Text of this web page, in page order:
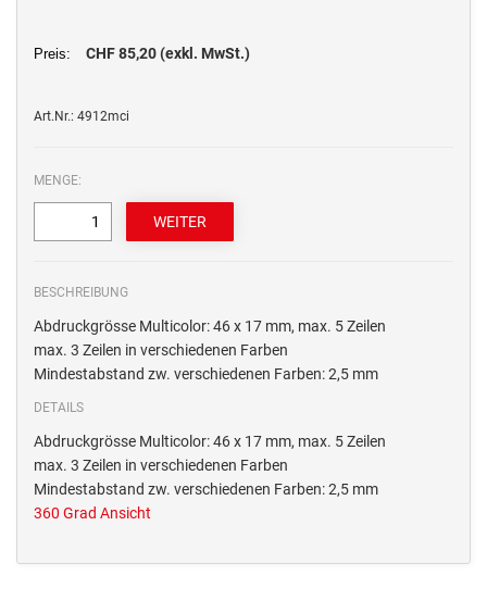
MÄRCHEN
TRODAT EDY® FLEX
TRODAT EDY® ERSATZKISSEN
ELEKTROSTEMPEL &
ERSATZKISSEN UND ZUBEHÖR
Printy Line
Professional Line
STEMPELKISSEN
Zubehör
Preis: CHF 85,20 (exkl. MwSt.)
Art.Nr.: 4912mci
MENGE:
BESCHREIBUNG
Abdruckgrösse Multicolor: 46 x 17 mm, max. 5 Zeilen
max. 3 Zeilen in verschiedenen Farben
Mindestabstand zw. verschiedenen Farben: 2,5 mm
DETAILS
Abdruckgrösse Multicolor: 46 x 17 mm, max. 5 Zeilen
max. 3 Zeilen in verschiedenen Farben
Mindestabstand zw. verschiedenen Farben: 2,5 mm
360 Grad Ansicht